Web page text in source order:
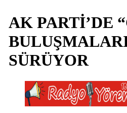
AK PARTİ’DE
SÜRÜYOR